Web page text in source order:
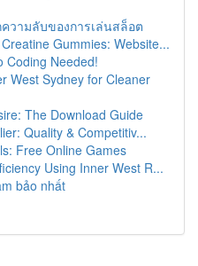
วามลับของการเล่นสล็อต
Gummies: Website...
Coding Needed!
West Sydney for Cleaner
The Download Guide
Quality & Competitiv...
Free Online Games
Using Inner West R...
bảo nhất